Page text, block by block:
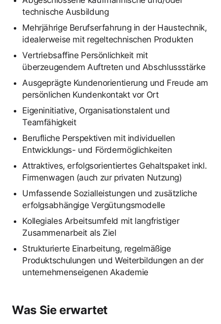
technische Ausbildung
Mehrjährige Berufserfahrung in der Haustechnik,
idealerweise mit regeltechnischen Produkten
Vertriebsaffine Persönlichkeit mit
überzeugendem Auftreten und Abschlussstärke
Ausgeprägte Kundenorientierung und Freude am
persönlichen Kundenkontakt vor Ort
Eigeninitiative, Organisationstalent und
Teamfähigkeit
Berufliche Perspektiven mit individuellen
Entwicklungs- und Fördermöglichkeiten
Attraktives, erfolgsorientiertes Gehaltspaket inkl.
Firmenwagen (auch zur privaten Nutzung)
Umfassende Sozialleistungen und zusätzliche
erfolgsabhängige Vergütungsmodelle
Kollegiales Arbeitsumfeld mit langfristiger
Zusammenarbeit als Ziel
Strukturierte Einarbeitung, regelmäßige
Produktschulungen und Weiterbildungen an der
unternehmenseigenen Akademie
Was Sie erwartet